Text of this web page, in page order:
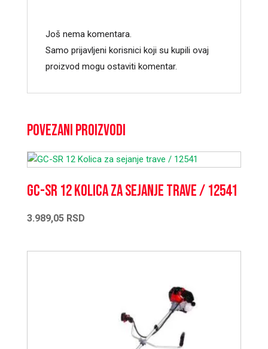
Još nema komentara.
Samo prijavljeni korisnici koji su kupili ovaj
proizvod mogu ostaviti komentar.
Povezani proizvodi
GC-SR 12 Kolica za sejanje trave / 12541
3.989,05 RSD